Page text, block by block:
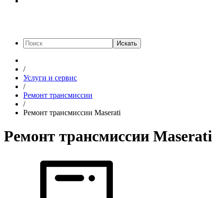
Искать
/
Услуги и сервис
/
Ремонт трансмиссии
/
Ремонт трансмиссии Maserati
Ремонт трансмиссии Maserati